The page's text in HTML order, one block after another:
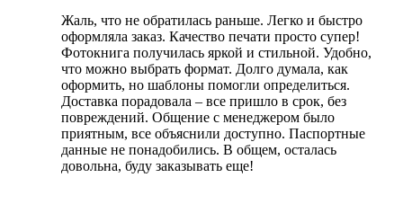
Жаль, что не обратилась раньше. Легко и быстро
оформляла заказ. Качество печати просто супер!
Фотокнига получилась яркой и стильной. Удобно,
что можно выбрать формат. Долго думала, как
оформить, но шаблоны помогли определиться.
Доставка порадовала – все пришло в срок, без
повреждений. Общение с менеджером было
приятным, все объяснили доступно. Паспортные
данные не понадобились. В общем, осталась
довольна, буду заказывать еще!